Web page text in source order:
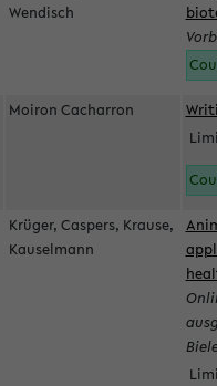
Wendisch
Moiron Cacharron
Krüger, Caspers, Krause,
Kauselmann